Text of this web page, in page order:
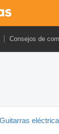
Consejos de
Guitarras